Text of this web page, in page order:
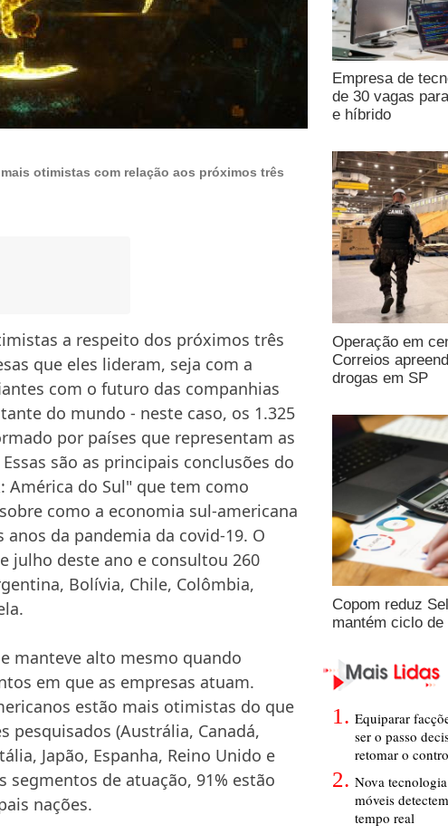
otimistas com relação aos próximos três
a respeito dos próximos três
que eles lideram, seja com a
com o futuro das companhias
do mundo - neste caso, os 1.325
por países que representam as
são as principais conclusões do
América do Sul" que tem como
como a economia sul-americana
da pandemia da covid-19. O
julho deste ano e consultou 260
Bolívia, Chile, Colômbia,
manteve alto mesmo quando
em que as empresas atuam.
estão mais otimistas do que
pesquisados (Austrália, Canadá,
Japão, Espanha, Reino Unido e
segmentos de atuação, 91% estão
nações.
Empresa de
de 30 vagas
e híbrido
Operação em
Correios
drogas em SP
Copom reduz
mantém ciclo
Equiparar
ser o passo
retomar o
Nova
móveis
tempo real